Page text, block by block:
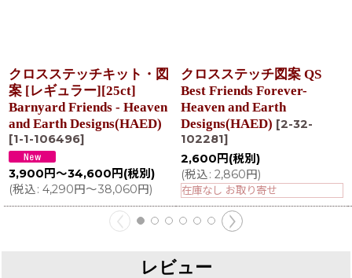
クロスステッチキット・図
案 [レギュラー][25ct]
Barnyard Friends - Heaven
and Earth Designs(HAED)
[1-1-106496]
3,900 円～34,600 円 (税別)
(税込: 4,290円～38,060円)
クロスステッチ図案 QS
Best Friends Forever-
Heaven and Earth
Designs(HAED) [2-32-
102281]
2,600 円 (税別)
(税込: 2,860円)
在庫なし お取り寄せ
レビュー